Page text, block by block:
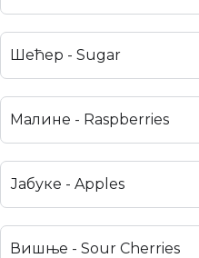
Шећер - Sugar
Малине - Raspberries
Јабуке - Apples
Вишње - Sour Cherries